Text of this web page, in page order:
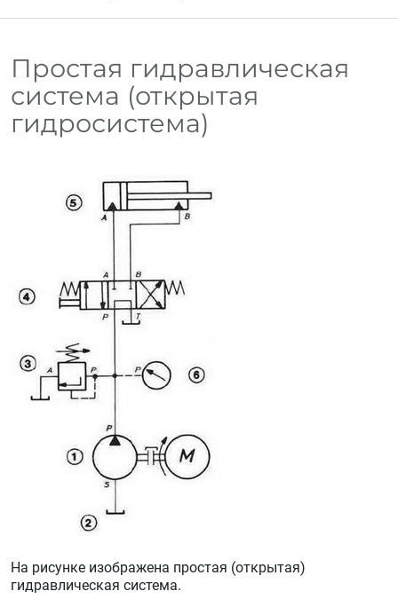
Простая гидравлическая
система (открытая
гидросистема)
На рисунке изображена простая (открытая)
гидравлическая система.